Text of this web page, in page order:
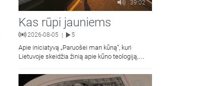
39:02
Kas rūpi jauniems
2026-08-05 | 5
Apie iniciatyvą „Paruošei man kūną“, kuri
Lietuvoje skeidžia žinią apie kūno teologiją,
jaunimas.